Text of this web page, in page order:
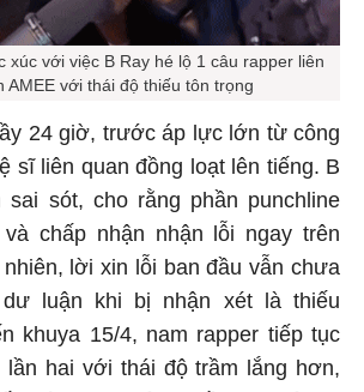
xúc với việc B Ray hé lộ 1 câu rapper liên
AMEE với thái độ thiếu tôn trọng
24 giờ, trước áp lực lớn từ công
sĩ liên quan đồng loạt lên tiếng. B
sai sót, cho rằng phần punchline
chấp nhận nhận lỗi ngay trên
nhiên, lời xin lỗi ban đầu vẫn chưa
luận khi bị nhận xét là thiếu
khuya 15/4, nam rapper tiếp tục
lần hai với thái độ trầm lắng hơn,